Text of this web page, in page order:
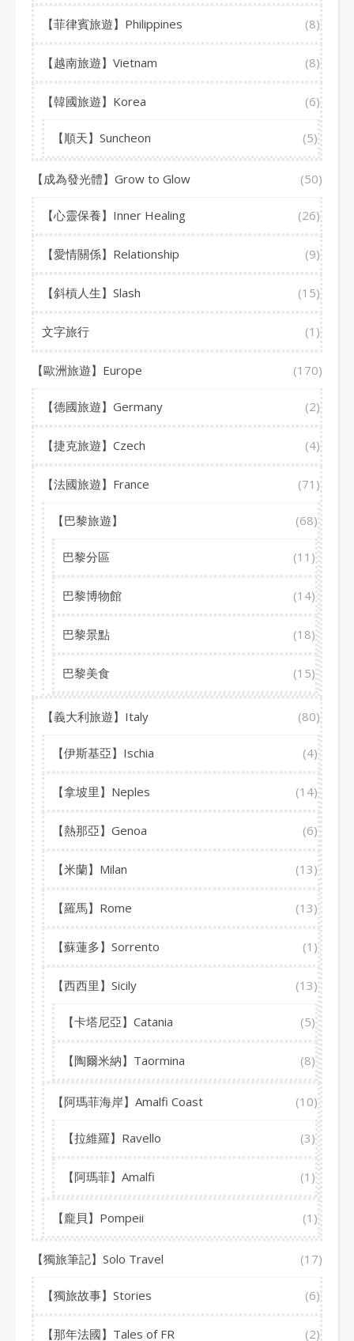
【菲律賓旅遊】Philippines (8)
【越南旅遊】Vietnam (8)
【韓國旅遊】Korea (6)
【順天】Suncheon (5)
【成為發光體】Grow to Glow (50)
【心靈保養】Inner Healing (26)
【愛情關係】Relationship (9)
【斜槓人生】Slash (15)
文字旅行 (1)
【歐洲旅遊】Europe (170)
【德國旅遊】Germany (2)
【捷克旅遊】Czech (4)
【法國旅遊】France (71)
【巴黎旅遊】 (68)
巴黎分區 (11)
巴黎博物館 (14)
巴黎景點 (18)
巴黎美食 (15)
【義大利旅遊】Italy (80)
【伊斯基亞】Ischia (4)
【拿坡里】Neples (14)
【熱那亞】Genoa (6)
【米蘭】Milan (13)
【羅馬】Rome (13)
【蘇蓮多】Sorrento (1)
【西西里】Sicily (13)
【卡塔尼亞】Catania (5)
【陶爾米納】Taormina (8)
【阿瑪菲海岸】Amalfi Coast (10)
【拉維羅】Ravello (3)
【阿瑪菲】Amalfi (1)
【龐貝】Pompeii (1)
【獨旅筆記】Solo Travel (17)
【獨旅故事】Stories (6)
【那年法國】Tales of FR (2)